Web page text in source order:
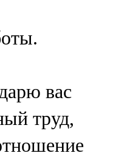
вас
труд,